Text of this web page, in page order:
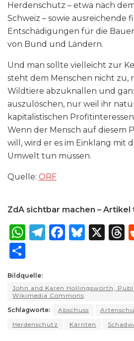
Herdenschutz – etwa nach
Schweiz – sowie ausreichende
Entschädigungen für die
von Bund und Ländern.
Und man sollte vielleicht zur
steht dem Menschen nicht zu,
Wildtiere abzuknallen und
auszulöschen, nur weil ihr
kapitalistischen
Wenn der Mensch auf diesem
will, wird er es im Einklang mit
Umwelt tun müssen.
Quelle: ORF
ZdA sichtbar machen – Artikel
W
ts
A
p
p
T
ra
m
F
b
o
o
B
k
y
X
T
s
ar
e
Bildquelle:
John and Karen Hollingsworth,
Wikimedia Commons
Schlagworte:
Abschuss
Herdenschutz
Kärnten